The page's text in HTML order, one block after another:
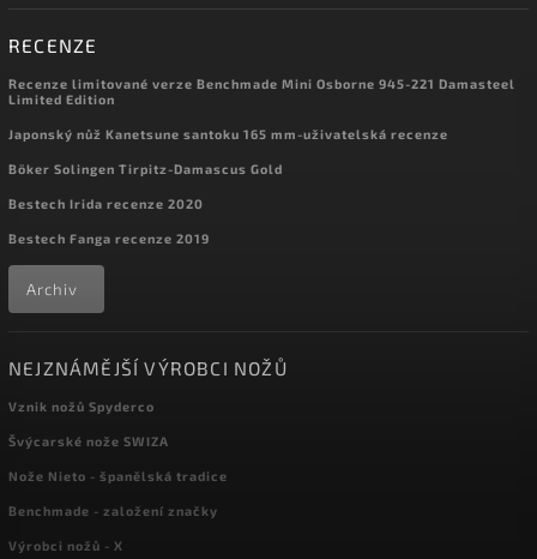
RECENZE
Recenze limitované verze Benchmade Mini Osborne 945-221 Damasteel
Limited Edition
Japonský nůž Kanetsune santoku 165 mm-uživatelská recenze
Böker Solingen Tirpitz-Damascus Gold
Bestech Irida recenze 2020
Bestech Fanga recenze 2019
Archiv
NEJZNÁMĚJŠÍ VÝROBCI NOŽŮ
Vznik nožů Spyderco
Švýcarské nože SWIZA
Nože Nieto - španělská tradice
Benchmade - založení značky
Výrobci nožů - X